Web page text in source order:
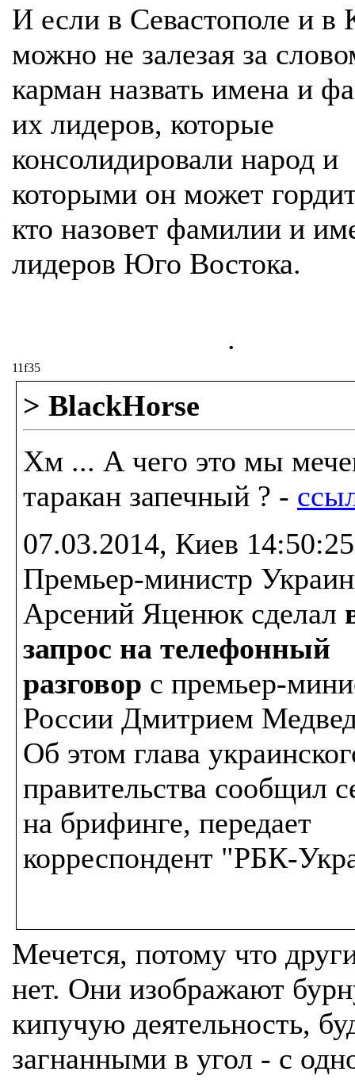
И если в Севастополе и в
можно не залезая за
карман назвать имена и
их лидеров, которые
консолидировали народ и
которыми он может
кто назовет фамилии и
лидеров Юго Востока.
.
11f35
> BlackHorse
Хм ... А чего это мы
таракан запечный ? -
07.03.2014, Киев 14:50:25
Премьер-министр
Арсений Яценюк сделал
запрос на телефонный
разговор с премьер-
России Дмитрием
Об этом глава
правительства сообщил
на брифинге, передает
корреспондент "РБК-
Мечется, потому что
нет. Они изображают
кипучую деятельность,
загнанными в угол - с